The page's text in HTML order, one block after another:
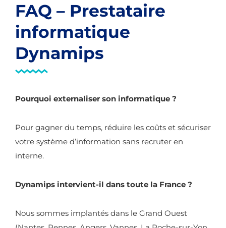
FAQ – Prestataire
informatique
Dynamips
Pourquoi externaliser son informatique ?
Pour gagner du temps, réduire les coûts et sécuriser
votre système d’information sans recruter en
interne.
Dynamips intervient-il dans toute la France ?
Nous sommes implantés dans le Grand Ouest